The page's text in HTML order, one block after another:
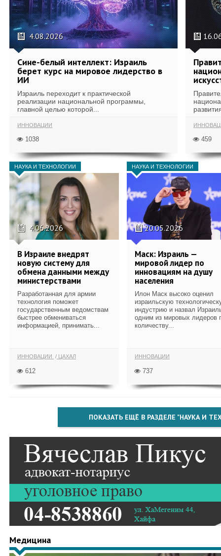
4.08.2026
Сине-белый интеллект: Израиль
берет курс на мировое лидерство в
ИИ
Израиль переходит к практической
реализации национальной программы,
главной целью которой...
ИННОВАЦИИ
1038 459
НАУКА И ТЕХНОЛОГИИ
4.06.2026
В Израиле внедрят
новую систему для
обмена данными между
министерствами
Разработанная для армии
технология поможет
государственным ведомствам
быстрее обмениваться
информацией, принимать...
ИННОВАЦИИ ЦАХАЛ
612
НАУКА И ТЕХНОЛОГИИ
20.05.2026
Маск: Израиль —
мировой лидер по
инновациям на душу
населения
Илон Маск высоко оценил
израильскую
индустрию и назвал
одним из мировых лидеров
количеству...
ИННОВАЦИИ
737
ПОКАЗАТЬ ЕЩЁ В РАЗДЕЛЕ "НАУКА И
Медицина